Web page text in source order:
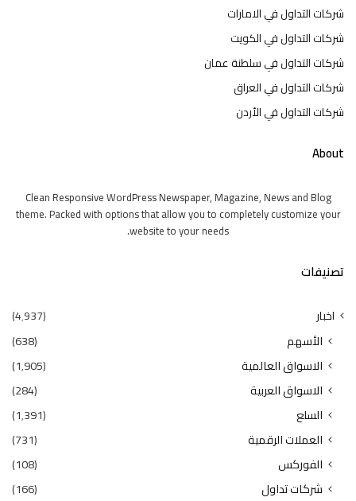
شركات التداول في الامارات
شركات التداول في الكويت
شركات التداول في سلطنة عمان
شركات التداول في العراق
شركات التداول في الأردن
About
Clean Responsive WordPress Newspaper, Magazine, News and Blog
theme. Packed with options that allow you to completely customize your
website to your needs.
تصنيفات
اخبار (4٬937)
الأسهم
(638)
الاسواق العالمية
(1٬905)
الاسواق العربية
(284)
السلع
(1٬391)
العملات الرقمية
(731)
الفوركس
(108)
شركات تداول
(166)